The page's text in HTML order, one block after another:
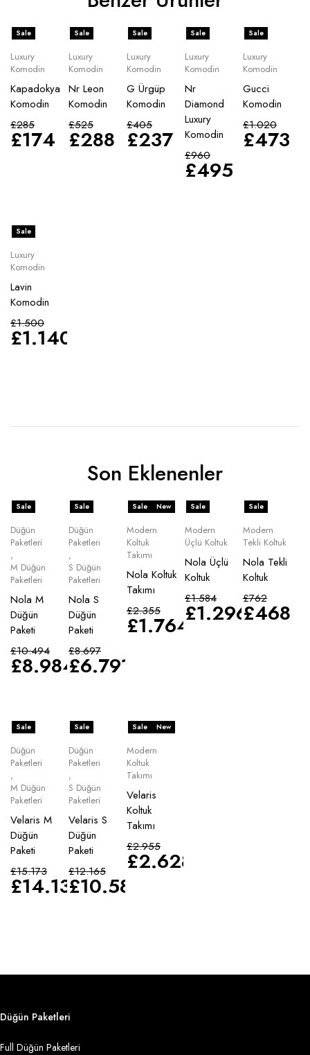
Sale
Luxury
Komodin
Kapadokya
Komodin
£285
£174
Sale
Luxury
Komodin
Nr Leon
Komodin
£525
£288
Sale
Luxury
Komodin
G Ürgüp
Komodin
£405
£237
Sale
Luxury
Komodin
Nr
Diamond
Luxury
Komodin
£960
£495
Sale
Luxury
Komodin
Gucci
Komodin
£1.020
£473
Sale
Luxury
Komodin
Lavin
Komodin
£1.500
£1.140
Son Eklenenler
Sale
Düğün
Paketleri
,
M Düğün
Paketleri
Nola M
Düğün
Paketi
£10.494
£8.984
Sale
Düğün
Paketleri
,
S Düğün
Paketleri
Nola S
Düğün
Paketi
£8.697
£6.791
Sale New
Modern
Koltuk
Takımı
Nola Koltuk
Takımı
£2.355
£1.764
Sale
Modern
Üçlü Koltuk
Nola Üçlü
Koltuk
£1.584
£1.296
Sale
Modern
Tekli Koltuk
Nola Tekli
Koltuk
£762
£468
Sale
Düğün
Paketleri
,
M Düğün
Paketleri
Velaris M
Düğün
Paketi
£15.173
£14.135
Sale
Düğün
Paketleri
,
S Düğün
Paketleri
Velaris S
Düğün
Paketi
£12.165
£10.583
Sale New
Modern
Koltuk
Takımı
Velaris
Koltuk
Takımı
£2.955
£2.628
Düğün Paketleri
Full Düğün Paketleri